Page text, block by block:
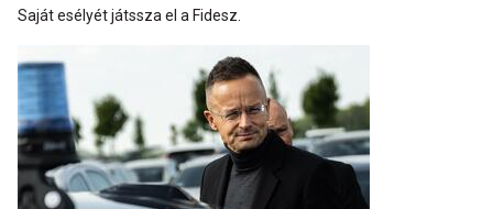
Saját esélyét játssza el a Fidesz.